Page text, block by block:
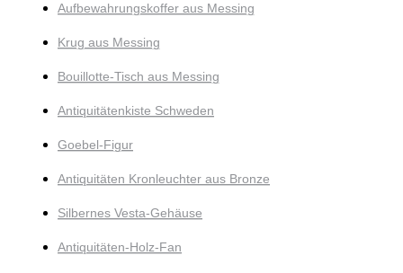
Aufbewahrungskoffer aus Messing
Krug aus Messing
Bouillotte-Tisch aus Messing
Antiquitätenkiste Schweden
Goebel-Figur
Antiquitäten Kronleuchter aus Bronze
Silbernes Vesta-Gehäuse
Antiquitäten-Holz-Fan